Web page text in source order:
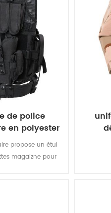
de police
en polyester
propose un étui
magaizne pour